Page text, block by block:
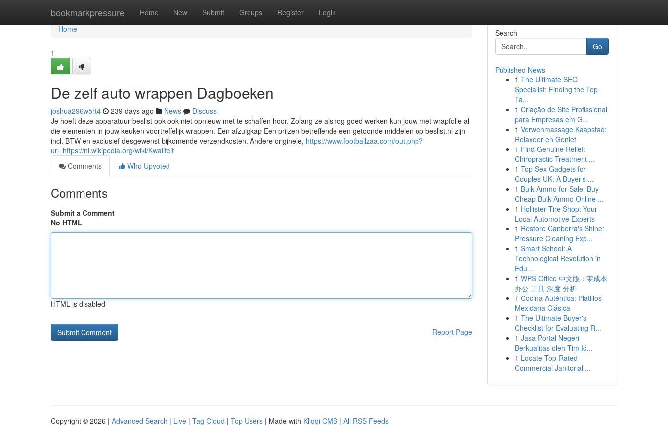
bookmarkpressure Home New Submit Groups Register Login
Home
Home
1
De zelf auto wrappen Dagboeken
joshua296w5rt4 239 days ago News
Discuss
Je hoeft deze apparatuur beslist ook ook niet opnieuw met te schaffen hoor. Zolang ze alsnog goed werken kun jouw met wrapfolie al
die elementen in jouw keuken voortreffelijk wrappen. Een afzuigkap Een prijzen betreffende een getoonde middelen op beslist.nl zijn
incl. BTW en exclusief desgewenst bijkomende verzendkosten. Andere originele, https://www.footballzaa.com/out.php?
url=https://nl.wikipedia.org/wiki/Kwaliteit
Comments
Who Upvoted
Comments
Submit a Comment
No HTML
HTML is disabled
Report Page
Search
Go
Published News
1 The Ultimate SEO
Specialist: Finding the Top
Ta...
1 Criação de Site Profissional
para Empresas em G...
1 Verwenmassage Kaapstad:
Relaxeer en Geniet
1 Find Genuine Relief:
Chiropractic Treatment ...
1 Top Sex Gadgets for
Couples UK: A Buyer's ...
1 Bulk Ammo for Sale: Buy
Cheap Bulk Ammo Online ...
1 Hollister Tire Shop: Your
Local Automotive Experts
1 Restore Canberra's Shine:
Pressure Cleaning Exp...
1 Smart School: A
Technological Revolution in
Edu...
1 WPS Office 中文版：零成本
办公 工具 深度 分析
1 Cocina Auténtica: Platillos
Mexicana Clásica
1 The Ultimate Buyer's
Checklist for Evaluating R...
1 Jasa Portal Negeri
Berkualitas oleh Tim Id...
1 Locate Top-Rated
Commercial Janitorial ...
Copyright © 2026 | Advanced Search | Live | Tag Cloud | Top Users | Made with Kliqqi CMS | All RSS Feeds